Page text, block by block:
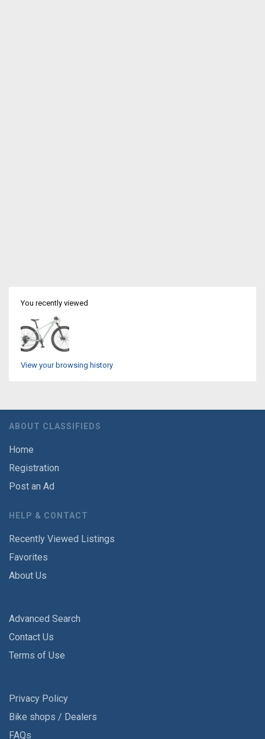
You recently viewed
View your browsing history
ABOUT CLASSIFIEDS
Home
Registration
Post an Ad
HELP & CONTACT
Recently Viewed Listings
Favorites
About Us
Advanced Search
Contact Us
Terms of Use
Privacy Policy
Bike shops / Dealers
FAQs